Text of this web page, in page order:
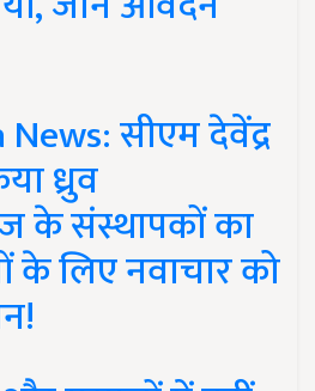
सीएम देवेंद्र
ध्रुव
के संस्थापकों का
के लिए नवाचार को